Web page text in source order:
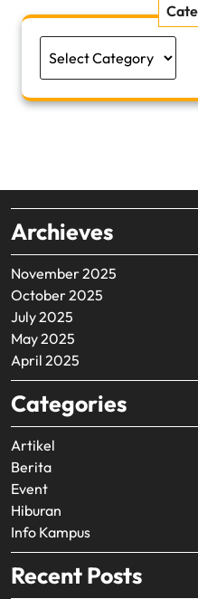
Archieves
November 2025
October 2025
July 2025
May 2025
April 2025
Categories
Artikel
Berita
Event
Hiburan
Info Kampus
Recent Posts